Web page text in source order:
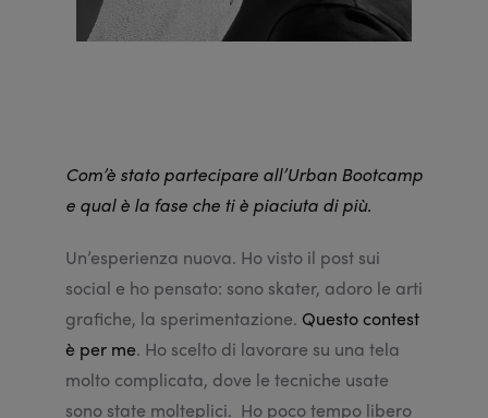
Com’è stato partecipare all’Urban Bootcamp
e qual è la fase che ti è piaciuta di più.
Un’esperienza nuova. Ho visto il post sui
social e ho pensato: sono skater, adoro le arti
grafiche, la sperimentazione. Questo contest
è per me. Ho scelto di lavorare su una tela
molto complicata, dove le tecniche usate
sono state molteplici. Ho poco tempo libero